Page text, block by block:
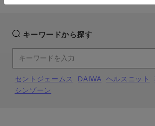
商品タイプ
セール価格
キーワードから探す
セントジェームス DAIWA ヘルスニット
シンゾーン